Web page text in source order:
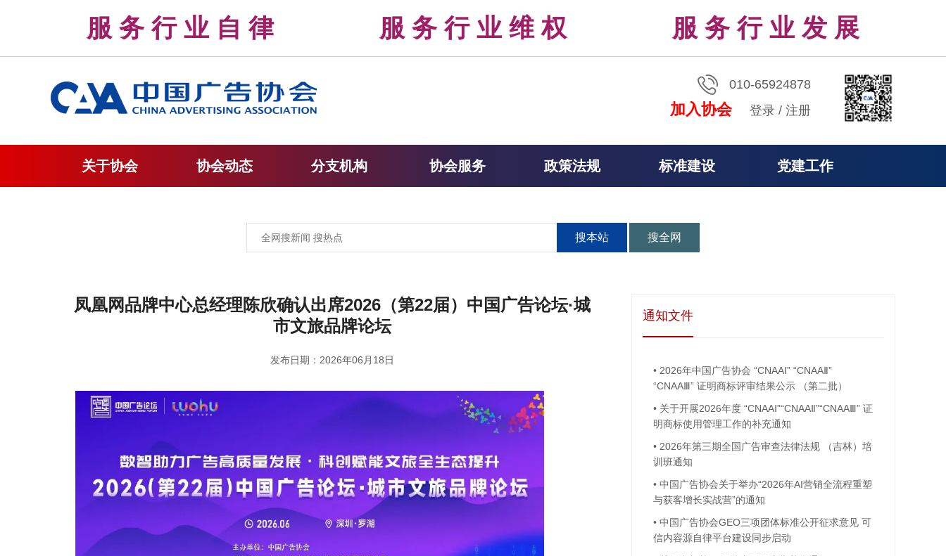
服 务 行 业 自 律 服 务 行 业 维 权 服 务 行 业 发 展
010-65924878
加入协会 登录 / 注册
关于协会 协会动态 分支机构 协会服务 政策法规 标准建设 党建工作
搜本站 搜全网
凤凰网品牌中心总经理陈欣确认出席2026（第22届）中国广告论坛·城
市文旅品牌论坛
发布日期：2026年06月18日
通知文件
• 2026年中国广告协会 “CNAAⅠ” “CNAAⅡ”
“CNAAⅢ” 证明商标评审结果公示 （第二批）
• 关于开展2026年度 “CNAAⅠ”“CNAAⅡ”“CNAAⅢ” 证
明商标使用管理工作的补充通知
• 2026年第三期全国广告审查法律法规 （吉林）培
训班通知
• 中国广告协会关于举办“2026年AI营销全流程重塑
与获客增长实战营”的通知
• 中国广告协会GEO三项团体标准公开征求意见 可
信内容源自律平台建设同步启动